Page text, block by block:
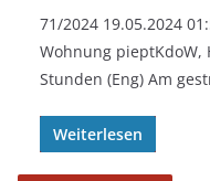
71/2024 19.05.2024
Wohnung pieptKdoW,
Stunden (Eng) Am
Weiterlesen